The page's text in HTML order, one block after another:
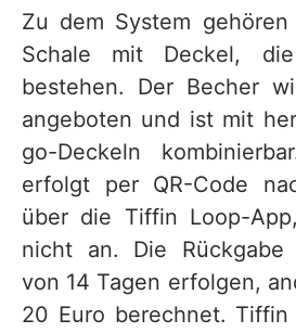
Zu dem System
Schale mit Deckel,
bestehen. Der Becher
angeboten und ist mit
go-Deckeln
erfolgt per QR-Code
über die Tiffin Loop-
nicht an. Die Rückgabe
von 14 Tagen erfolgen,
20 Euro berechnet.